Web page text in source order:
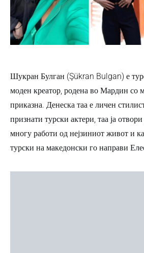
Шукран Булган (Şükran Bulgan) е
моден креатор, родена во Мардин со
приказна. Денеска таа е личен
признати турски актери, таа ја
многу работи од нејзиниот живот и
турски на македонски го направи